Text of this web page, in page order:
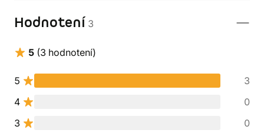
Hodnotení 3
5 (3 hodnotení)
5
3
4
0
3
0